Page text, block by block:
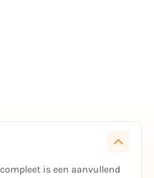
is een aanvullend